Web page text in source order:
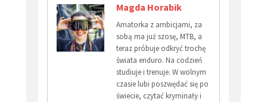
Magda Horabik
Amatorka z ambicjami, za
sobą ma już szosę, MTB, a
teraz próbuje odkryć trochę
świata enduro. Na codzień
studiuje i trenuje. W wolnym
czasie lubi poszwędać się po
świecie, czytać kryminały i